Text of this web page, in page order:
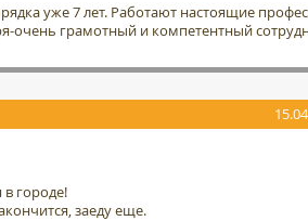
уже 7 лет. Работают настоящие
очень грамотный и компетентный
городе!
заеду еще.